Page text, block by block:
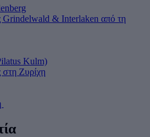
Grindelwald & Interlaken από τη
Kulm)
Ζυρίχη